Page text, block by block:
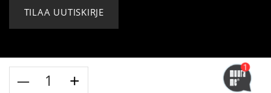
Vaihtoehtoinen
yhdistelmäkansi